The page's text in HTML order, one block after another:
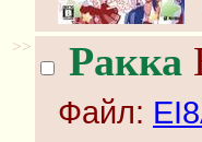
>> Ракка
Файл: